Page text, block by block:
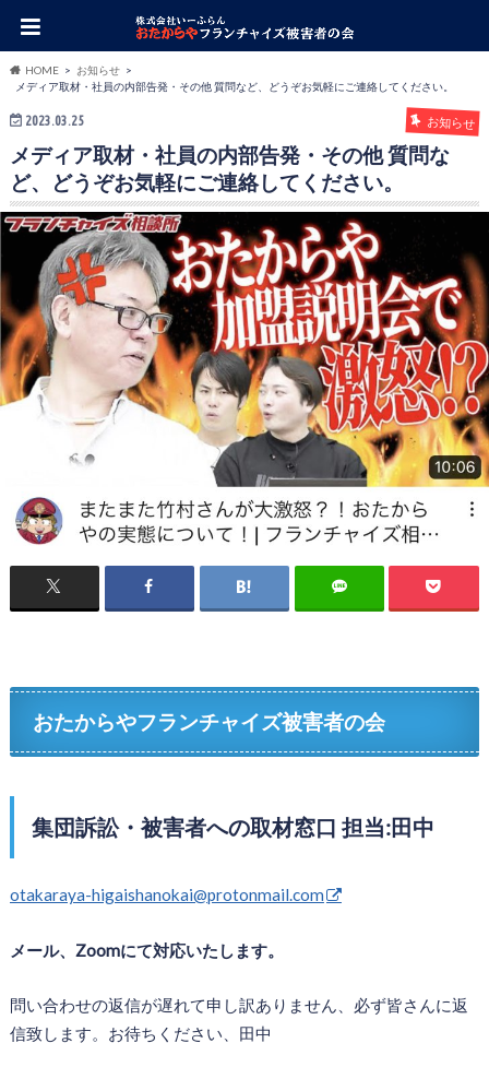
HOME
お知らせ
メディア取材・社員の内部告発・その他 質問など、どうぞお気軽にご連絡してください。
2023.03.25 お知らせ
メディア取材・社員の内部告発・その他 質問な
ど、どうぞお気軽にご連絡してください。
おたからやフランチャイズ被害者の会
集団訴訟・被害者への取材窓口 担当:田中
otakaraya-higaishanokai@protonmail.com
メール、Zoomにて対応いたします。
問い合わせの返信が遅れて申し訳ありません、必ず皆さんに返
信致します。お待ちください、田中